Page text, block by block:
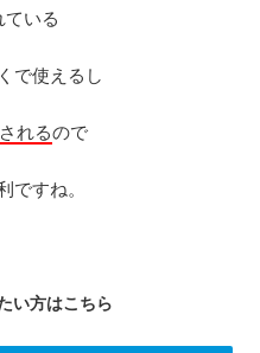
ている
で使えるし
れるので
ですね。
い方はこちら